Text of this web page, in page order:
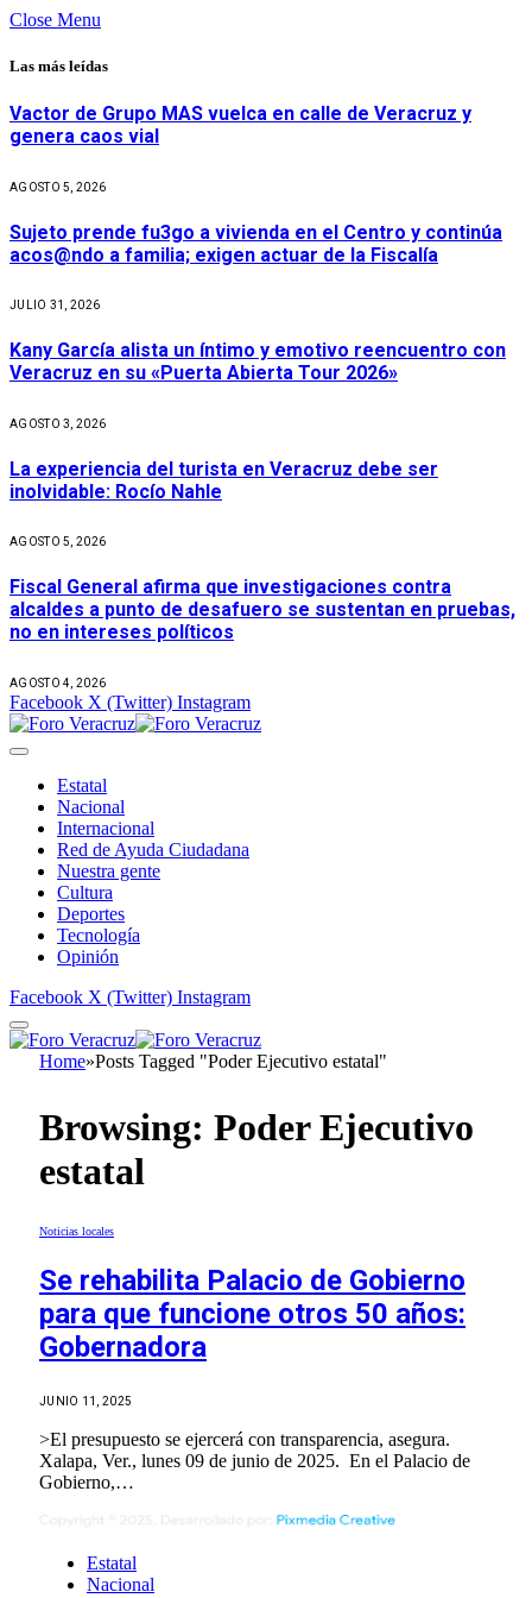
Close Menu
Las más leídas
Vactor de Grupo MAS vuelca en calle de Veracruz y
genera caos vial
AGOSTO 5, 2026
Sujeto prende fu3go a vivienda en el Centro y continúa
acos@ndo a familia; exigen actuar de la Fiscalía
JULIO 31, 2026
Kany García alista un íntimo y emotivo reencuentro con
Veracruz en su «Puerta Abierta Tour 2026»
AGOSTO 3, 2026
La experiencia del turista en Veracruz debe ser
inolvidable: Rocío Nahle
AGOSTO 5, 2026
Fiscal General afirma que investigaciones contra
alcaldes a punto de desafuero se sustentan en pruebas,
no en intereses políticos
AGOSTO 4, 2026
Facebook X (Twitter) Instagram
Estatal
Nacional
Internacional
Red de Ayuda Ciudadana
Nuestra gente
Cultura
Deportes
Tecnología
Opinión
Facebook X (Twitter) Instagram
Home»Posts Tagged "Poder Ejecutivo estatal"
Browsing: Poder Ejecutivo
estatal
Noticias locales
Se rehabilita Palacio de Gobierno
para que funcione otros 50 años:
Gobernadora
JUNIO 11, 2025
>El presupuesto se ejercerá con transparencia, asegura.
Xalapa, Ver., lunes 09 de junio de 2025. En el Palacio de
Gobierno,…
Estatal
Nacional